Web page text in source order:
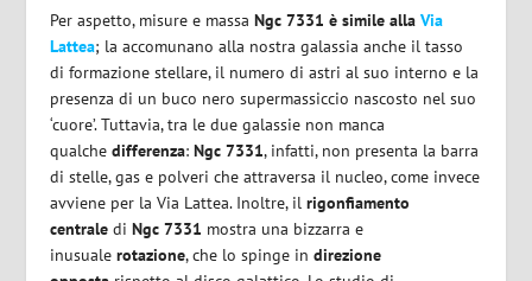
Per aspetto, misure e massaNgc 7331 è simile allaVia
Lattea; la accomunano alla nostra galassia anche il tasso
di formazione stellare, il numero di astri al suo interno e la
presenza di un buco nero supermassiccio nascosto nel suo
‘cuore’. Tuttavia, tra le due galassie non manca
qualchedifferenza:Ngc 7331, infatti, non presenta la barra
di stelle, gas e polveri che attraversa il nucleo, come invece
avviene per la Via Lattea. Inoltre, ilrigonfiamento
centrale diNgc 7331 mostra una bizzarra e
inusualerotazione, che lo spinge indirezione